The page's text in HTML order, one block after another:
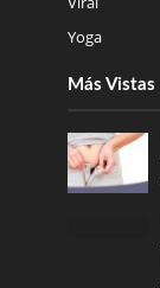
Yoga
Más Vistas